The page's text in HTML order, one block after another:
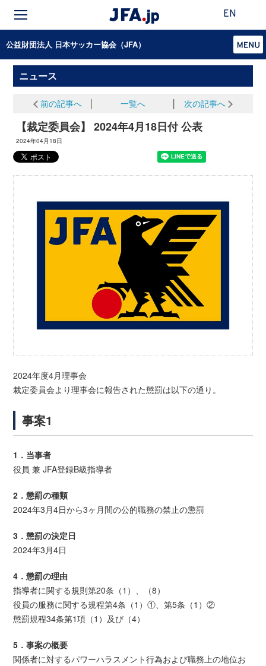
EN
公益財団法人 日本サッカー協会（JFA）
ニュース
前の記事へ 一覧へ 次の記事へ
【裁定委員会】 2024年4月18日付 公表
2024年04月18日
2024年度4月理事会
裁定委員会より理事会に報告された懲罰は以下の通り。
事案1
1．当事者
役員 兼 JFA登録B級指導者
2．懲罰の種類
2024年3月4日から3ヶ月間の公的職務の禁止の懲罰
3．懲罰の決定日
2024年3月4日
4．懲罰の理由
指導者に関する規則第20条（1）、（8）
役員の服務に関する規程第4条（1）①、第5条（1）②
懲罰規程34条第1項（1）及び（4）
5．事案の概要
関係者に対するパワーハラスメント行為および職務上の地位お